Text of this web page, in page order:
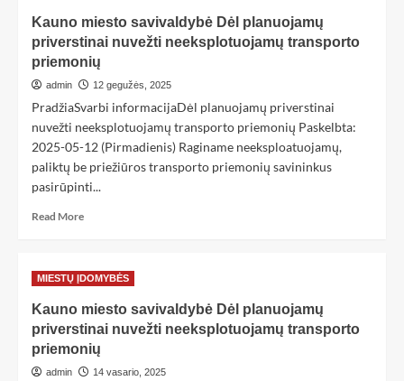
Kauno miesto savivaldybė Dėl planuojamų
priverstinai nuvežti neeksplotuojamų transporto
priemonių
admin 12 gegužės, 2025
PradžiaSvarbi informacijaDėl planuojamų priverstinai
nuvežti neeksplotuojamų transporto priemonių Paskelbta:
2025-05-12 (Pirmadienis) Raginame neeksploatuojamų,
paliktų be priežiūros transporto priemonių savininkus
pasirūpinti...
Read More
MIESTŲ ĮDOMYBĖS
Kauno miesto savivaldybė Dėl planuojamų
priverstinai nuvežti neeksplotuojamų transporto
priemonių
admin 14 vasario, 2025